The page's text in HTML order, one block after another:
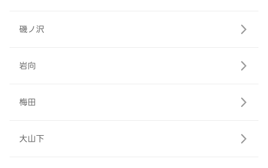
磯ノ沢
岩向
梅田
大山下